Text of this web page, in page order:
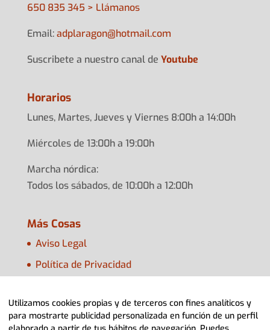
650 835 345 > Llámanos
Email:adplaragon@hotmail.com
Suscribete a nuestro canal de Youtube
Horarios
Lunes, Martes, Jueves y Viernes 8:00h a 14:00h
Miércoles de 13:00h a 19:00h
Marcha nórdica:
Todos los sábados, de 10:00h a 12:00h
Más Cosas
Aviso Legal
Política de Privacidad
Configurar Cookies
Utilizamos cookies propias y de terceros con fines analíticos y
para mostrarte publicidad personalizada en función de un perfil